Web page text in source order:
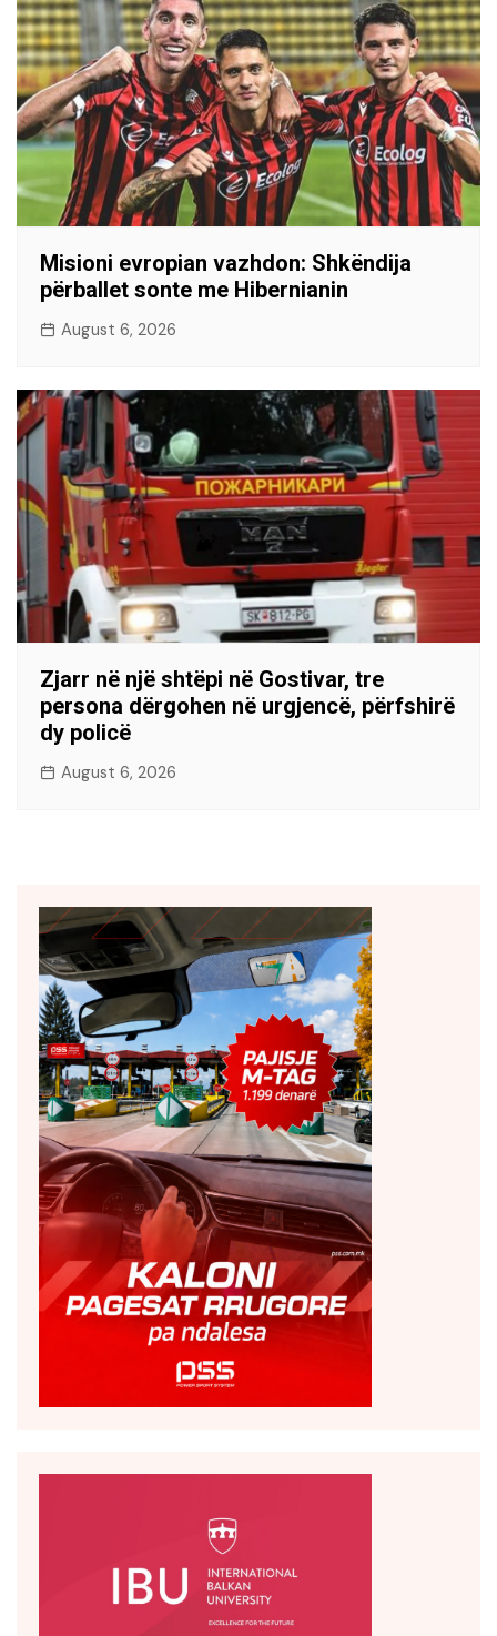
Misioni evropian vazhdon: Shkëndija
përballet sonte me Hibernianin
August 6, 2026
Zjarr në një shtëpi në Gostivar, tre
persona dërgohen në urgjencë, përfshirë
dy policë
August 6, 2026